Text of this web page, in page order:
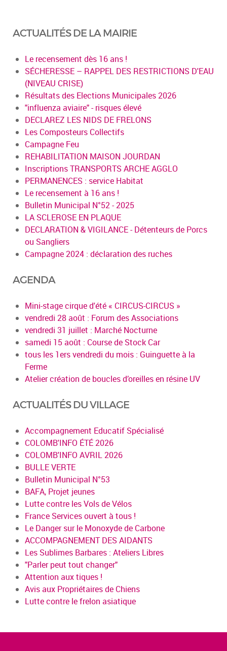
ACTUALITÉS DE LA MAIRIE
Le recensement dès 16 ans !
SÉCHERESSE – RAPPEL DES RESTRICTIONS D'EAU
(NIVEAU CRISE)
Résultats des Elections Municipales 2026
"influenza aviaire" - risques élevé
DECLAREZ LES NIDS DE FRELONS
Les Composteurs Collectifs
Campagne Feu
REHABILITATION MAISON JOURDAN
Inscriptions TRANSPORTS ARCHE AGGLO
PERMANENCES : service Habitat
Le recensement à 16 ans !
Bulletin Municipal N°52 - 2025
LA SCLEROSE EN PLAQUE
DECLARATION & VIGILANCE - Détenteurs de Porcs
ou Sangliers
Campagne 2024 : déclaration des ruches
AGENDA
Mini-stage cirque d'été « CIRCUS-CIRCUS »
vendredi 28 août : Forum des Associations
vendredi 31 juillet : Marché Nocturne
samedi 15 août : Course de Stock Car
tous les 1ers vendredi du mois : Guinguette à la
Ferme
Atelier création de boucles d’oreilles en résine UV
ACTUALITÉS DU VILLAGE
Accompagnement Educatif Spécialisé
COLOMB'INFO ÉTÉ 2026
COLOMB'INFO AVRIL 2026
BULLE VERTE
Bulletin Municipal N°53
BAFA, Projet jeunes
Lutte contre les Vols de Vélos
France Services ouvert à tous !
Le Danger sur le Monoxyde de Carbone
ACCOMPAGNEMENT DES AIDANTS
Les Sublimes Barbares : Ateliers Libres
"Parler peut tout changer"
Attention aux tiques !
Avis aux Propriétaires de Chiens
Lutte contre le frelon asiatique